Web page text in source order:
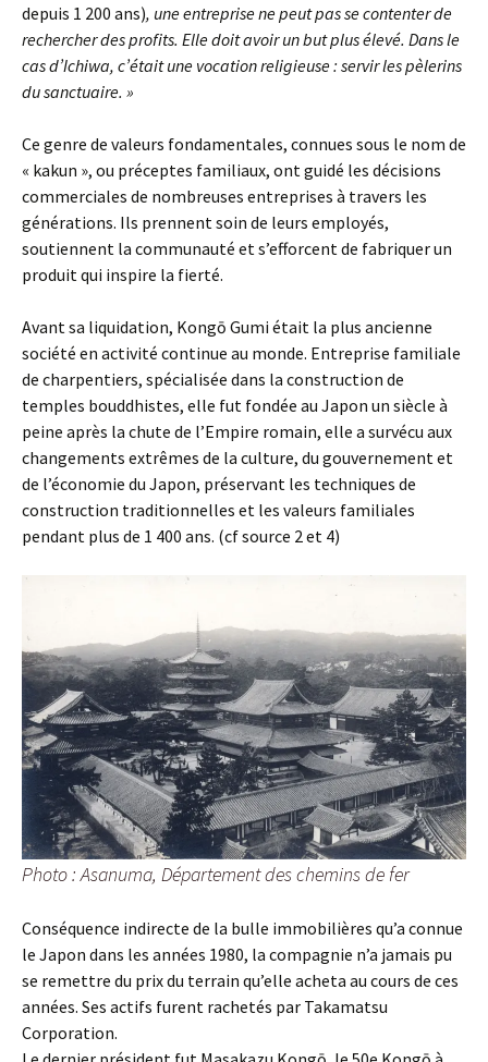
depuis 1 200 ans), une entreprise ne peut pas se contenter de
rechercher des profits. Elle doit avoir un but plus élevé. Dans le
cas d’Ichiwa, c’était une vocation religieuse : servir les pèlerins
du sanctuaire. »
Ce genre de valeurs fondamentales, connues sous le nom de
« kakun », ou préceptes familiaux, ont guidé les décisions
commerciales de nombreuses entreprises à travers les
générations. Ils prennent soin de leurs employés,
soutiennent la communauté et s’efforcent de fabriquer un
produit qui inspire la fierté.
Avant sa liquidation, Kongō Gumi était la plus ancienne
société en activité continue au monde. Entreprise familiale
de charpentiers, spécialisée dans la construction de
temples bouddhistes, elle fut fondée au Japon un siècle à
peine après la chute de l’Empire romain, elle a survécu aux
changements extrêmes de la culture, du gouvernement et
de l’économie du Japon, préservant les techniques de
construction traditionnelles et les valeurs familiales
pendant plus de 1 400 ans. (cf source 2 et 4)
Photo : Asanuma, Département des chemins de fer
Conséquence indirecte de la bulle immobilières qu’a connue
le Japon dans les années 1980, la compagnie n’a jamais pu
se remettre du prix du terrain qu’elle acheta au cours de ces
années. Ses actifs furent rachetés par Takamatsu
Corporation.